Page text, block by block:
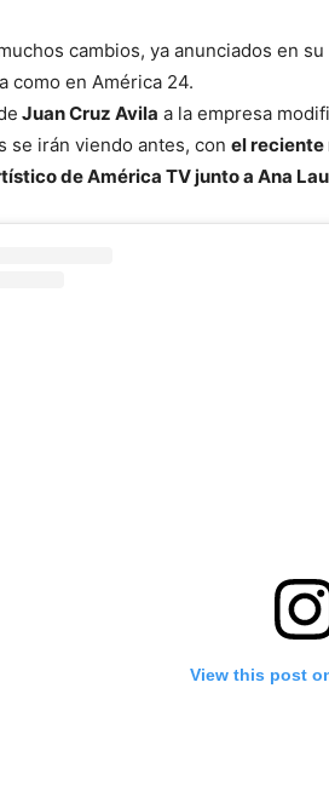
cambios, ya anunciados en
como en América 24.
Juan Cruz Avila a la empresa
se irán viendo antes, con el reciente
de América TV junto a Ana
View this post